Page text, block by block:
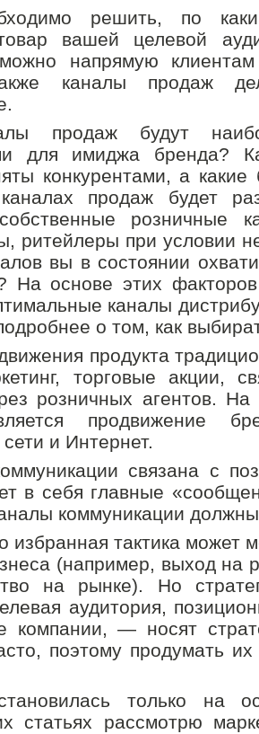
решить, по
вашей целевой
напрямую
каналы продаж
продаж будут
для имиджа бренда?
конкурентами, а
продаж будет
розничные
ритейлеры при условии
вы в состоянии
На основе этих
каналы
о том, как
продукта
торговые акции,
розничных агентов.
продвижение
и Интернет.
связана с
в себя главные
коммуникации должны
избранная тактика может
(например, выход на
на рынке). Но
аудитория,
компании, — носят
поэтому продумать
только на
статьях рассмотрю